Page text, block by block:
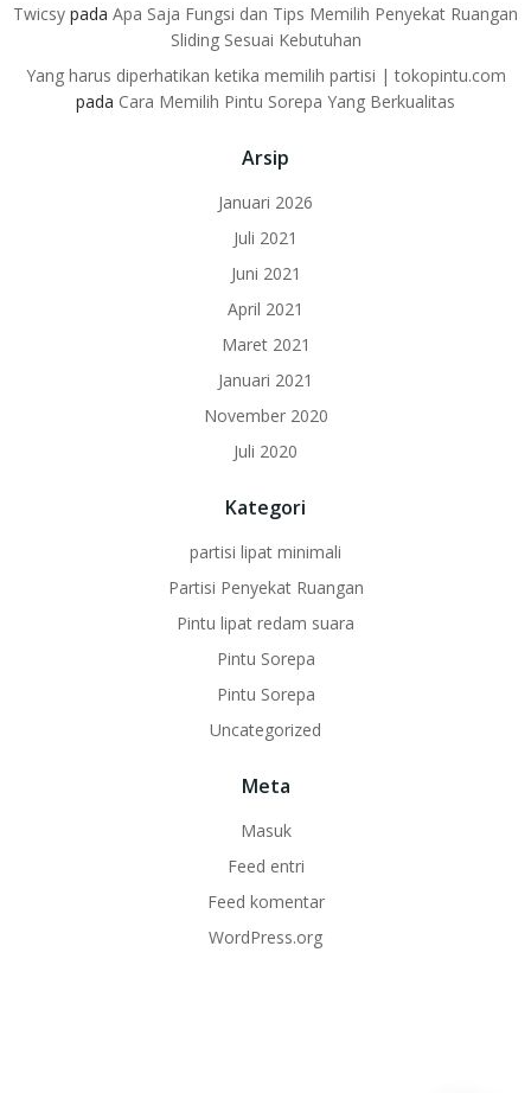
Twicsy pada Apa Saja Fungsi dan Tips Memilih Penyekat Ruangan
Sliding Sesuai Kebutuhan
Yang harus diperhatikan ketika memilih partisi | tokopintu.com
pada Cara Memilih Pintu Sorepa Yang Berkualitas
Arsip
Januari 2026
Juli 2021
Juni 2021
April 2021
Maret 2021
Januari 2021
November 2020
Juli 2020
Kategori
partisi lipat minimali
Partisi Penyekat Ruangan
Pintu lipat redam suara
Pintu Sorepa
Pintu Sorepa
Uncategorized
Meta
Masuk
Feed entri
Feed komentar
WordPress.org